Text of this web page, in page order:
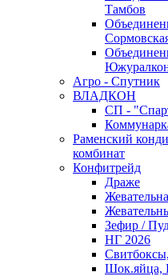
Тамбов
Агро - Спутник
ВЛАДКОН
СП -
Раменский
комбинат
Конфитрейд
Драже
Зефир /
НГ 2026
Шок.яйца,